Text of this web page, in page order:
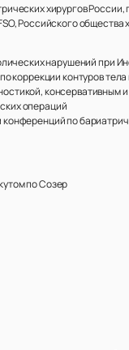
хирургов
Российского
нарушений при
коррекции контуров
операций
по
по Созер